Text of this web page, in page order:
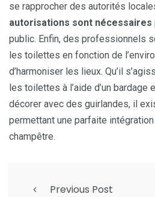
se rapprocher des autorités
autorisations sont nécessaires
public. Enfin, des professionnels
les toilettes en fonction de
d’harmoniser les lieux. Qu’il
les toilettes à l’aide d’un bardage
décorer avec des guirlandes, il
permettant une parfaite intégration
champêtre.
Previous Post